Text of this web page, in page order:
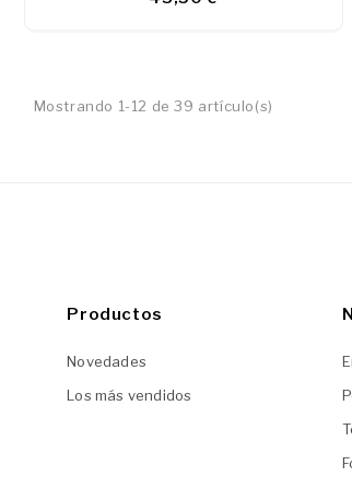
Mostrando 1-12 de 39 artículo(s)
Productos
Novedades
Los más vendidos